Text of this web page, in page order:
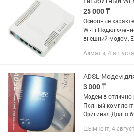
25 000 ₸
Основные
Wi-Fi
внешний модем,
802.11 b (Wi-Fi 1),
Алматы, 4 августа
3 000 ₸
Модем в отлично
Полный комплект Казактелекомовский
Оригинал Долго
Шымкент, 4